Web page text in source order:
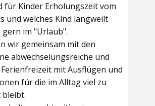
für Kinder Erholungszeit vom
und welches Kind langweilt
gern im "Urlaub".
wir gemeinsam mit den
abwechselungsreiche und
mit Ausflügen und
für die im Alltag viel zu
bleibt.